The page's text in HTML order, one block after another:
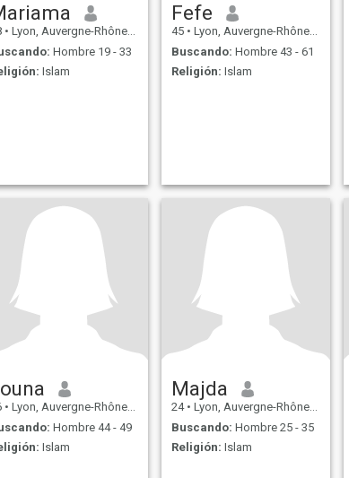
• Lyon, Auvergne-Rhône-Alpes, Francia
Hombre 19 - 33
Islam
Fefe
45 • Lyon, Auvergne-Rhône-Alpes, Francia
Buscando: Hombre 43 - 61
Religión: Islam
• Lyon, Auvergne-Rhône-Alpes, Francia
Hombre 44 - 49
Islam
Majda
24 • Lyon, Auvergne-Rhône-Alpes, Francia
Buscando: Hombre 25 - 35
Religión: Islam